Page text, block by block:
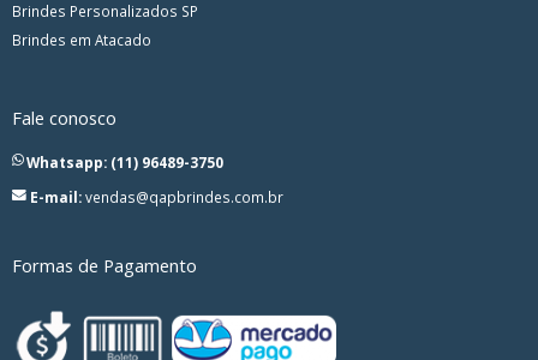
Brindes Personalizados SP
Brindes em Atacado
Fale conosco
Whatsapp: (11) 96489-3750
E-mail:vendas@qapbrindes.com.br
Formas de Pagamento